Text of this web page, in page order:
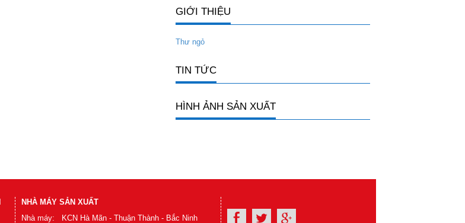
GIỚI THIỆU
Thư ngỏ
TIN TỨC
HÌNH ẢNH SẢN XUẤT
NHÀ MÁY SẢN XUẤT
Nhà máy: KCN Hà Mãn - Thuận Thành - Bắc Ninh